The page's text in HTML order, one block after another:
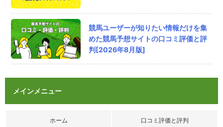
速攻100万円回収で名古屋2Rと3Rサクッと連
勝！少額からコツコツ資金増やせるのがありが
たい。
評価：
匿名さん
単と3複合わせて17万超えの払戻しだし、安定
競馬ユーザーが知りたい情報だけを集
めた競馬予想サイトの口コミ評価と評
判[2026年8月版]
メインメニュー
ホーム 口コミ評価と評判